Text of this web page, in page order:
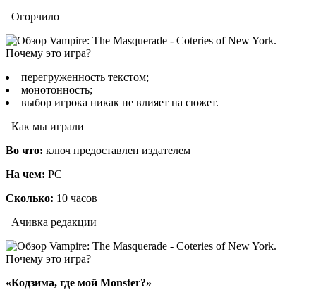
Огорчило
перегруженность текстом;
монотонность;
выбор игрока никак не влияет на сюжет.
Как мы играли
Во что: ключ предоставлен издателем
На чем: PC
Сколько: 10 часов
Ачивка редакции
«Кодзима, где мой Monster?»